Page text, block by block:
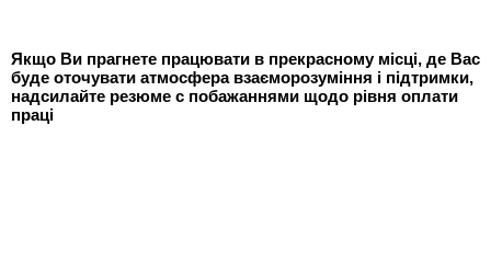
Якщо Ви прагнете працювати в прекрасному місці, де Вас
буде оточувати атмосфера взаєморозуміння і підтримки,
надсилайте резюме с побажаннями щодо рівня оплати
праці